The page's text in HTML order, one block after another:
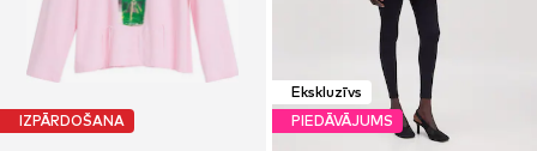
IZPĀRDOŠANA
Ekskluzīvs
PIEDĀVĀJUMS